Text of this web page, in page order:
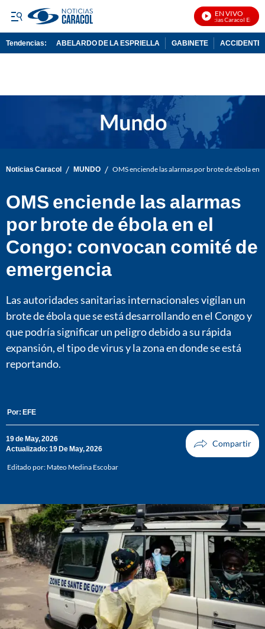
EN VIVO
Noticias Caracol En Vivo
Tendencias: ABELARDO DE LA ESPRIELLA GABINETE ACCIDENTE
Noticias Caracol / MUNDO / OMS enciende las alarmas por brote de ébola en
OMS enciende las alarmas
por brote de ébola en el
Congo: convocan comité de
emergencia
Las autoridades sanitarias internacionales vigilan un
brote de ébola que se está desarrollando en el Congo y
que podría significar un peligro debido a su rápida
expansión, el tipo de virus y la zona en donde se está
reportando.
Por: EFE
19 de May, 2026
Actualizado: 19 De May, 2026
Editado por: Mateo Medina Escobar